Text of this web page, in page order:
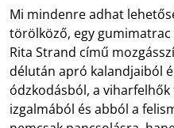
Mi mindenre adhat
törölköző, egy gumimatrac
Rita Strand című
délután apró kalandjaiból
ódzkodásból, a
izgalmából és abból a